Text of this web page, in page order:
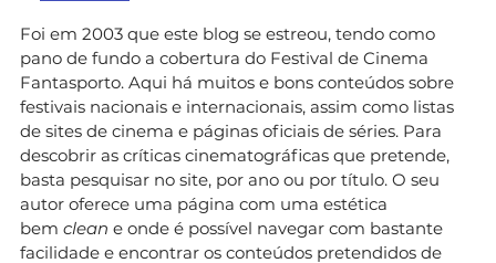
Foi em 2003 que este blog se estreou, tendo como
pano de fundo a cobertura do Festival de Cinema
Fantasporto. Aqui há muitos e bons conteúdos sobre
festivais nacionais e internacionais, assim como listas
de sites de cinema e páginas oficiais de séries. Para
descobrir as críticas cinematográficas que pretende,
basta pesquisar no site, por ano ou por título. O seu
autor oferece uma página com uma estética
bem clean e onde é possível navegar com bastante
facilidade e encontrar os conteúdos pretendidos de